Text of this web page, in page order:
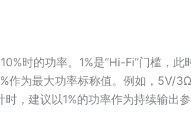
时的功率。1%是“Hi-Fi”门槛，此
作为最大功率标称值。例如，5V/
，建议以1%的功率作为持续输出